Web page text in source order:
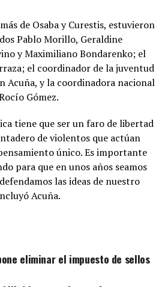
de Osaba y Curestis, estuvieron
Pablo Morillo, Geraldine
y Maximiliano Bondarenko; el
el coordinador de la juventud
Acuña, y la coordinadora nacional
Gómez.
tiene que ser un faro de libertad
de violentos que actúan
único. Es importante
para que en unos años seamos
las ideas de nuestro
Acuña.
eliminar el impuesto de sellos